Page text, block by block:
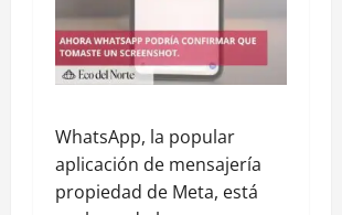
WhatsApp, la popular
aplicación de mensajería
propiedad de Meta, está